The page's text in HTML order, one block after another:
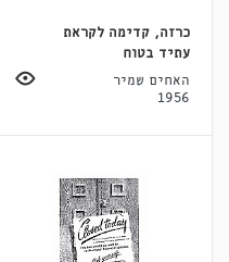
כרזה, קדימה לקראת
עתיד בטוח
האחים שמיר
1956